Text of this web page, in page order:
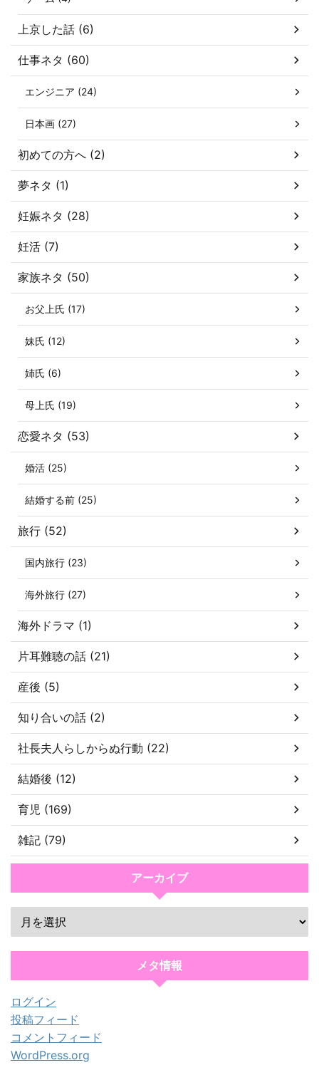
上京した話 (6)
仕事ネタ (60)
エンジニア (24)
日本画 (27)
初めての方へ (2)
夢ネタ (1)
妊娠ネタ (28)
妊活 (7)
家族ネタ (50)
お父上氏 (17)
妹氏 (12)
姉氏 (6)
母上氏 (19)
恋愛ネタ (53)
婚活 (25)
結婚する前 (25)
旅行 (52)
国内旅行 (23)
海外旅行 (27)
海外ドラマ (1)
片耳難聴の話 (21)
産後 (5)
知り合いの話 (2)
社長夫人らしからぬ行動 (22)
結婚後 (12)
育児 (169)
雑記 (79)
アーカイブ
メタ情報
ログイン
投稿フィード
コメントフィード
WordPress.org